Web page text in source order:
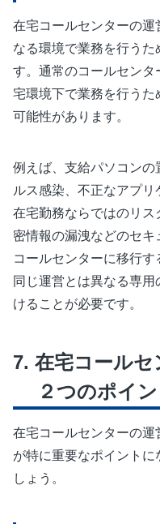
在宅コールセンターの
なる環境で業務を行う
す。通常のコールセンタ
宅環境下で業務を行う
可能性があります。
例えば、支給パソコンの
ルス感染、不正なアプリ
在宅勤務ならではのリ
密情報の漏洩などのセ
コールセンターに移行
同じ運営とは異なる専
けることが必要です。
在宅コールセ
２つのポイン
在宅コールセンターの
が特に重要なポイントに
しょう。